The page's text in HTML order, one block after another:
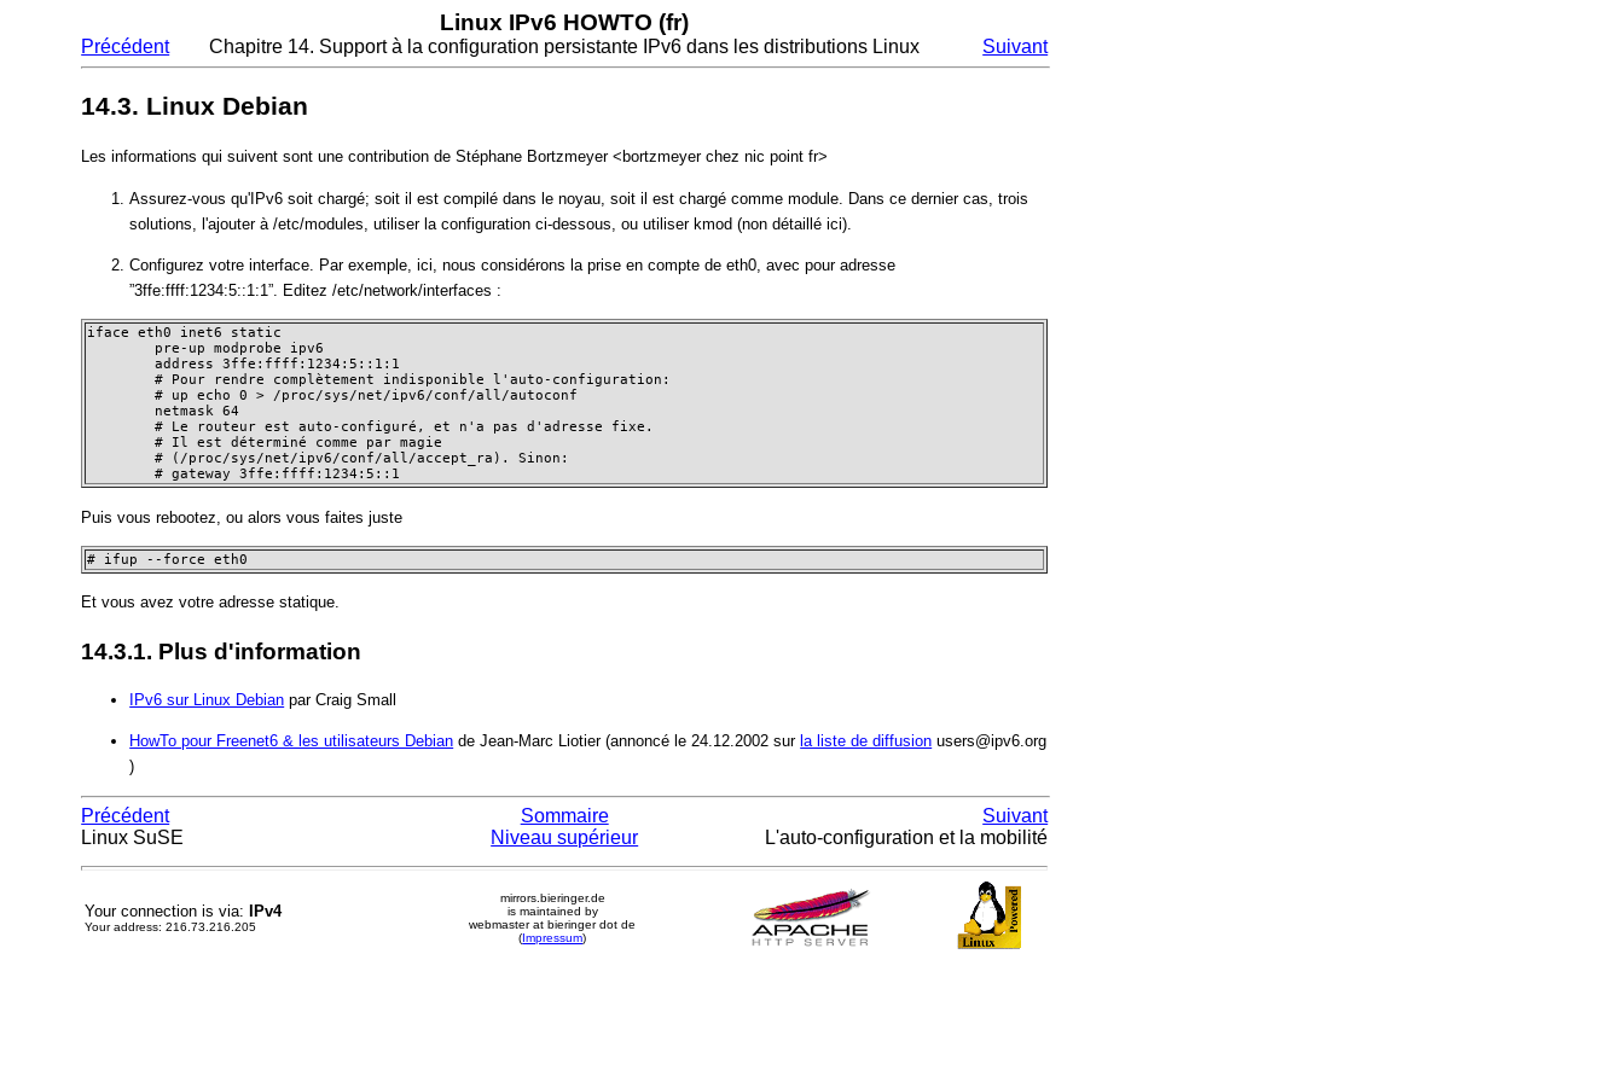
Linux IPv6 HOWTO (fr)
Précédent Chapitre 14. Support à la configuration persistante IPv6 dans les distributions Linux Suivant
14.3. Linux Debian
Les informations qui suivent sont une contribution de Stéphane Bortzmeyer <bortzmeyer chez nic point fr>
Assurez-vous qu'IPv6 soit chargé; soit il est compilé dans le noyau, soit il est chargé comme module. Dans ce dernier cas, trois
solutions, l'ajouter à /etc/modules, utiliser la configuration ci-dessous, ou utiliser kmod (non détaillé ici).
Configurez votre interface. Par exemple, ici, nous considérons la prise en compte de eth0, avec pour adresse
”3ffe:ffff:1234:5::1:1”. Editez /etc/network/interfaces :
iface eth0 inet6 static
        pre-up modprobe ipv6
        address 3ffe:ffff:1234:5::1:1
        # Pour rendre complètement indisponible l'auto-configuration:
        # up echo 0 > /proc/sys/net/ipv6/conf/all/autoconf
        netmask 64
        # Le routeur est auto-configuré, et n'a pas d'adresse fixe.
        # Il est déterminé comme par magie
        # (/proc/sys/net/ipv6/conf/all/accept_ra). Sinon:
        # gateway 3ffe:ffff:1234:5::1
Puis vous rebootez, ou alors vous faites juste
# ifup --force eth0
Et vous avez votre adresse statique.
14.3.1. Plus d'information
IPv6 sur Linux Debian par Craig Small
HowTo pour Freenet6 & les utilisateurs Debian de Jean-Marc Liotier (annoncé le 24.12.2002 sur la liste de diffusion users@ipv6.org
)
Précédent Sommaire
Suivant
Linux SuSE
Niveau supérieur L'auto-configuration et la mobilité
Your connection is via: IPv4
Your address: 216.73.216.205
mirrors.bieringer.de
is maintained by
webmaster at bieringer dot de
( Impressum)